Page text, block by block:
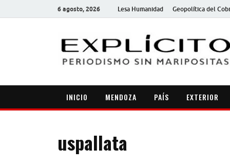
6 agosto, 2026 Lesa Humanidad Geopolítica del
INICIO MENDOZA PAÍS EXTERIOR
uspallata